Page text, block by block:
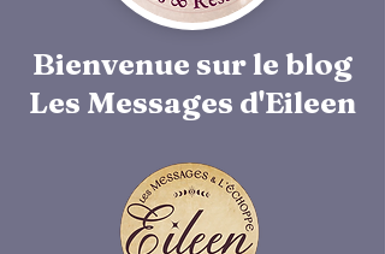
Bienvenue sur le blog
Les Messages d'Eileen